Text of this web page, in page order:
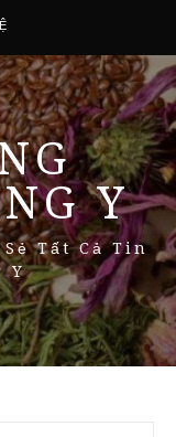
Y
Tất Cả Tin
Y